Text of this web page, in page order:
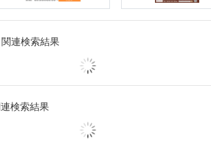
連検索結果
検索結果